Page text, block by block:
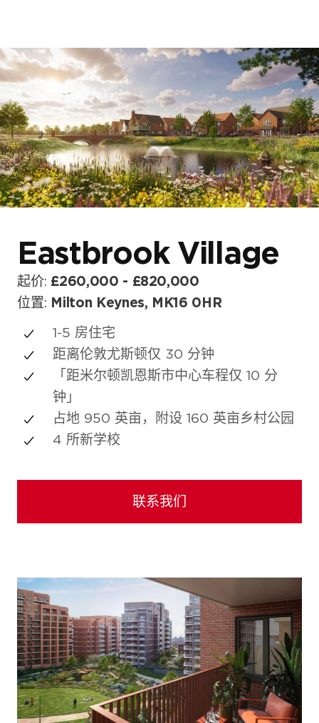
首页
关于我们
我们的项目
博客与新闻
Eastbrook Village
起价: £260,000 - £820,000
位置: Milton Keynes, MK16 0HR
1-5 房住宅
距离伦敦尤斯顿仅 30 分钟
「距米尔顿凯恩斯市中心车程仅 10 分
钟」
占地 950 英亩，附设 160 英亩乡村公园
4 所新学校
联系我们